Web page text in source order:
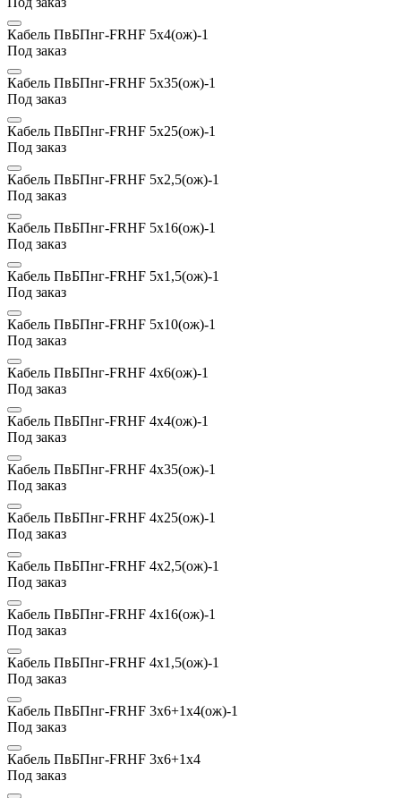
Кабель ПвБПнг-FRHF 5х4(ож)-1
Под заказ
Кабель ПвБПнг-FRHF 5х35(ож)-1
Под заказ
Кабель ПвБПнг-FRHF 5х25(ож)-1
Под заказ
Кабель ПвБПнг-FRHF 5х2,5(ож)-1
Под заказ
Кабель ПвБПнг-FRHF 5х16(ож)-1
Под заказ
Кабель ПвБПнг-FRHF 5х1,5(ож)-1
Под заказ
Кабель ПвБПнг-FRHF 5х10(ож)-1
Под заказ
Кабель ПвБПнг-FRHF 4х6(ож)-1
Под заказ
Кабель ПвБПнг-FRHF 4х4(ож)-1
Под заказ
Кабель ПвБПнг-FRHF 4х35(ож)-1
Под заказ
Кабель ПвБПнг-FRHF 4х25(ож)-1
Под заказ
Кабель ПвБПнг-FRHF 4х2,5(ож)-1
Под заказ
Кабель ПвБПнг-FRHF 4х16(ож)-1
Под заказ
Кабель ПвБПнг-FRHF 4х1,5(ож)-1
Под заказ
Кабель ПвБПнг-FRHF 3х6+1х4(ож)-1
Под заказ
Кабель ПвБПнг-FRHF 3х6+1х4
Под заказ